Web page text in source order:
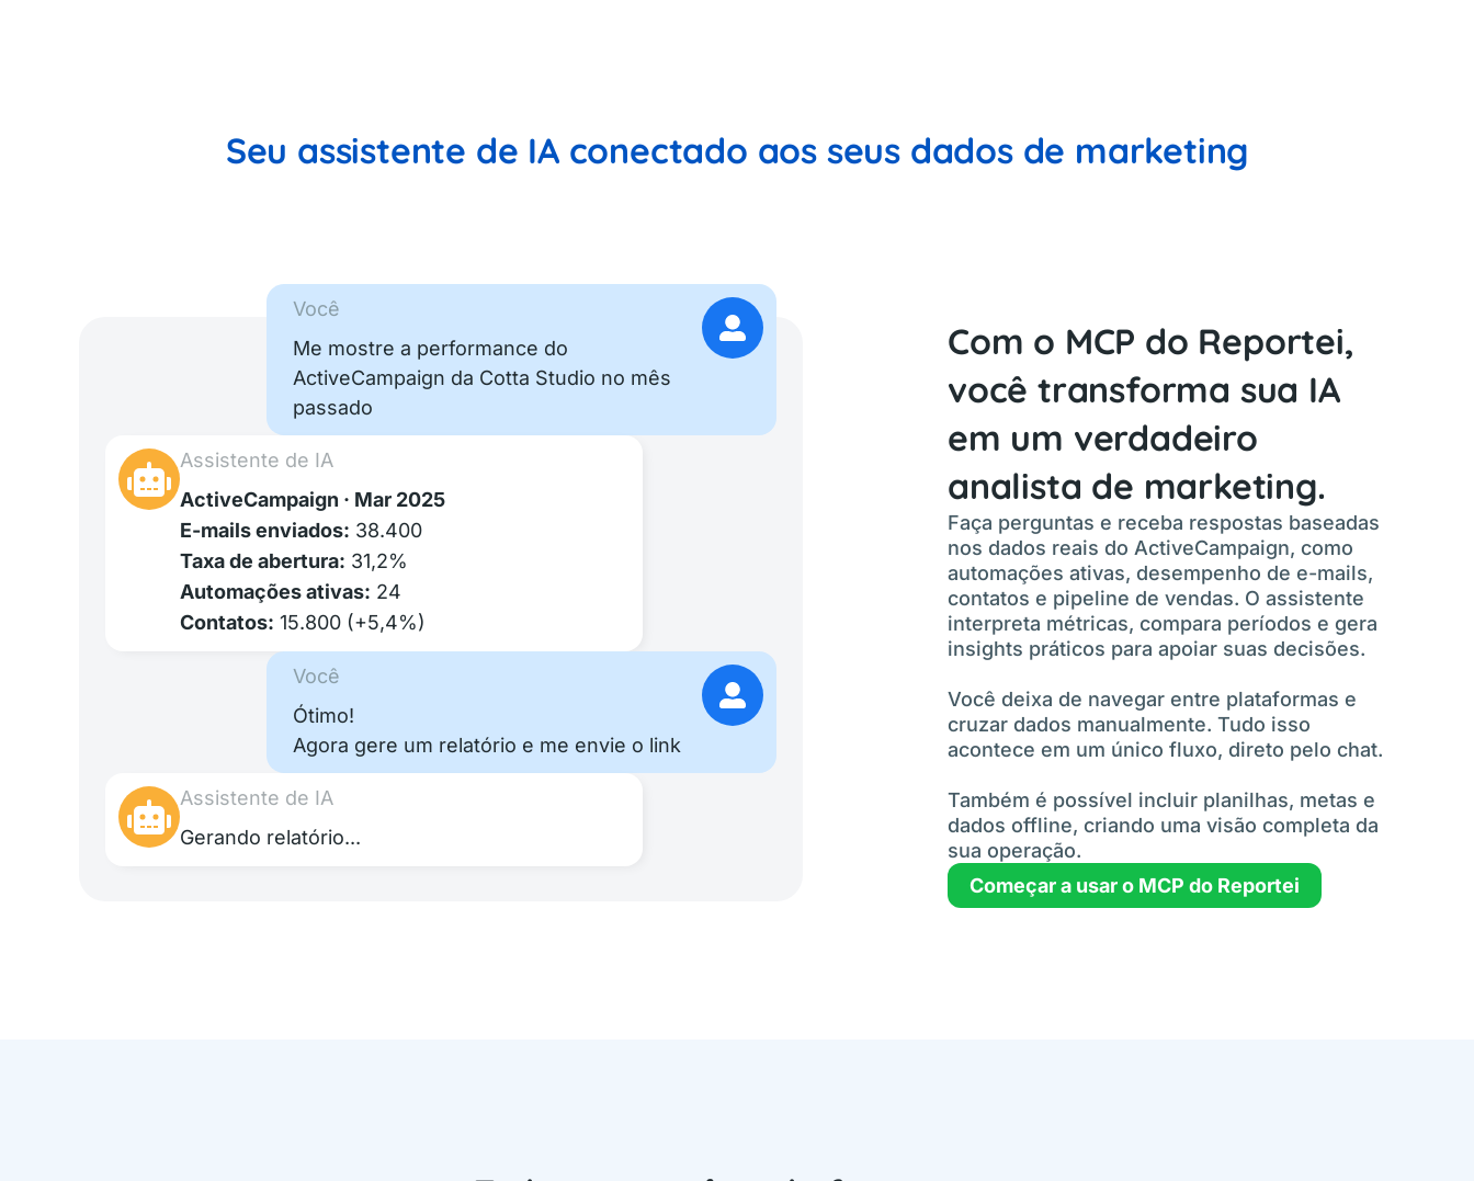
Seu assistente de IA conectado aos seus dados de marketing
Com o MCP do Reportei,
você transforma sua IA
em um verdadeiro
analista de marketing.
Faça perguntas e receba respostas baseadas
nos dados reais do ActiveCampaign, como
automações ativas, desempenho de e-mails,
contatos e pipeline de vendas. O assistente
interpreta métricas, compara períodos e gera
insights práticos para apoiar suas decisões.
Você deixa de navegar entre plataformas e
cruzar dados manualmente. Tudo isso
acontece em um único fluxo, direto pelo chat.
Também é possível incluir planilhas, metas e
dados offline, criando uma visão completa da
sua operação.
Começar a usar o MCP do Reportei
Você
Me mostre a performance do
ActiveCampaign da Cotta Studio no mês
passado
Assistente de IA
ActiveCampaign · Mar 2025
E-mails enviados: 38.400
Taxa de abertura: 31,2%
Automações ativas: 24
Contatos: 15.800 (+5,4%)
Você
Ótimo!
Agora gere um relatório e me envie o link
Assistente de IA
Gerando relatório...